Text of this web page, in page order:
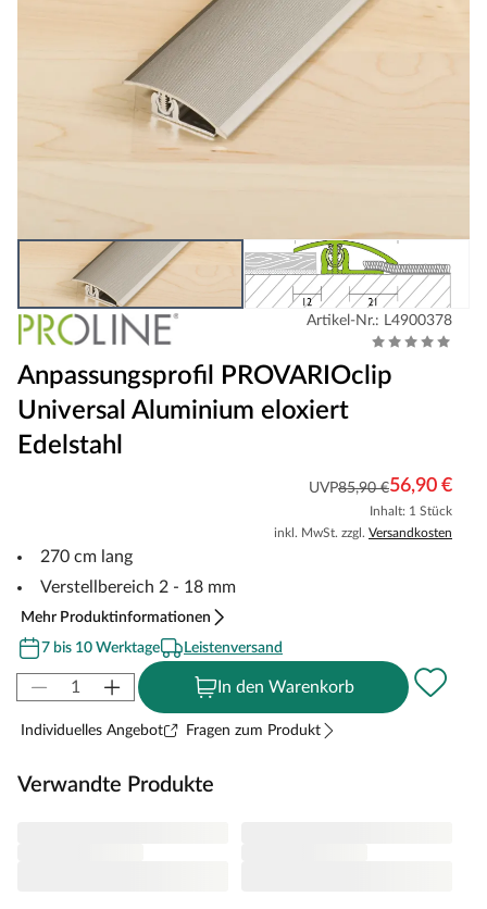
Artikel-Nr.: L4900378
Anpassungsprofil PROVARIOclip
Universal Aluminium eloxiert
Edelstahl
UVP85,90 €56,90 €
Inhalt: 1 Stück
inkl. MwSt. zzgl. Versandkosten
270 cm lang
Verstellbereich 2 - 18 mm
Mehr Produktinformationen
7 bis 10 Werktage
Leistenversand
In den Warenkorb
Individuelles Angebot Fragen zum Produkt
Verwandte Produkte